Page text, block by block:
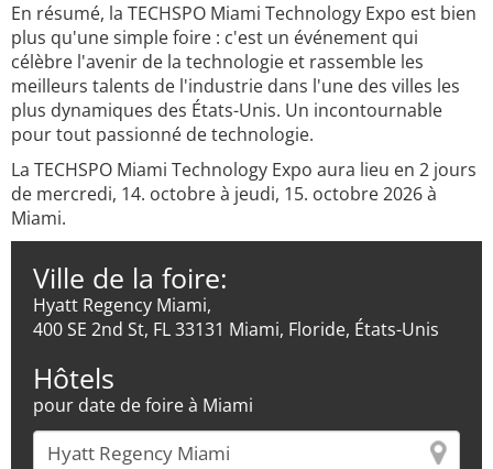
En résumé, la TECHSPO Miami Technology Expo est bien
plus qu'une simple foire : c'est un événement qui
célèbre l'avenir de la technologie et rassemble les
meilleurs talents de l'industrie dans l'une des villes les
plus dynamiques des États-Unis. Un incontournable
pour tout passionné de technologie.
La TECHSPO Miami Technology Expo aura lieu en 2 jours
de mercredi, 14. octobre à jeudi, 15. octobre 2026 à
Miami.
Ville de la foire:
Hyatt Regency Miami,
400 SE 2nd St, FL 33131 Miami, Floride, États-Unis
Hôtels
pour date de foire à Miami